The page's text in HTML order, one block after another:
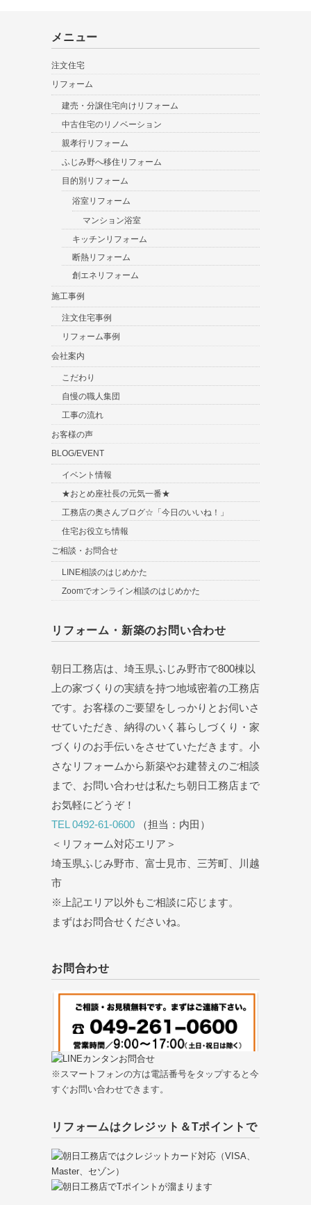
メニュー
注文住宅
リフォーム
建売・分譲住宅向けリフォーム
中古住宅のリノベーション
親孝行リフォーム
ふじみ野へ移住リフォーム
目的別リフォーム
浴室リフォーム
マンション浴室
キッチンリフォーム
断熱リフォーム
創エネリフォーム
施工事例
注文住宅事例
リフォーム事例
会社案内
こだわり
自慢の職人集団
工事の流れ
お客様の声
BLOG/EVENT
イベント情報
★おとめ座社長の元気一番★
工務店の奥さんブログ☆「今日のいいね！」
住宅お役立ち情報
ご相談・お問合せ
LINE相談のはじめかた
Zoomでオンライン相談のはじめかた
リフォーム・新築のお問い合わせ
朝日工務店は、埼玉県ふじみ野市で800棟以
上の家づくりの実績を持つ地域密着の工務店
です。お客様のご要望をしっかりとお伺いさ
せていただき、納得のいく暮らしづくり・家
づくりのお手伝いをさせていただきます。小
さなリフォームから新築やお建替えのご相談
まで、お問い合わせは私たち朝日工務店まで
お気軽にどうぞ！
TEL 0492-61-0600 （担当：内田）
＜リフォーム対応エリア＞
埼玉県ふじみ野市、富士見市、三芳町、川越
市
※上記エリア以外もご相談に応じます。
まずはお問合せくださいね。
お問合わせ
※スマートフォンの方は電話番号をタップすると今
すぐお問い合わせできます。
リフォームはクレジット＆Tポイントで